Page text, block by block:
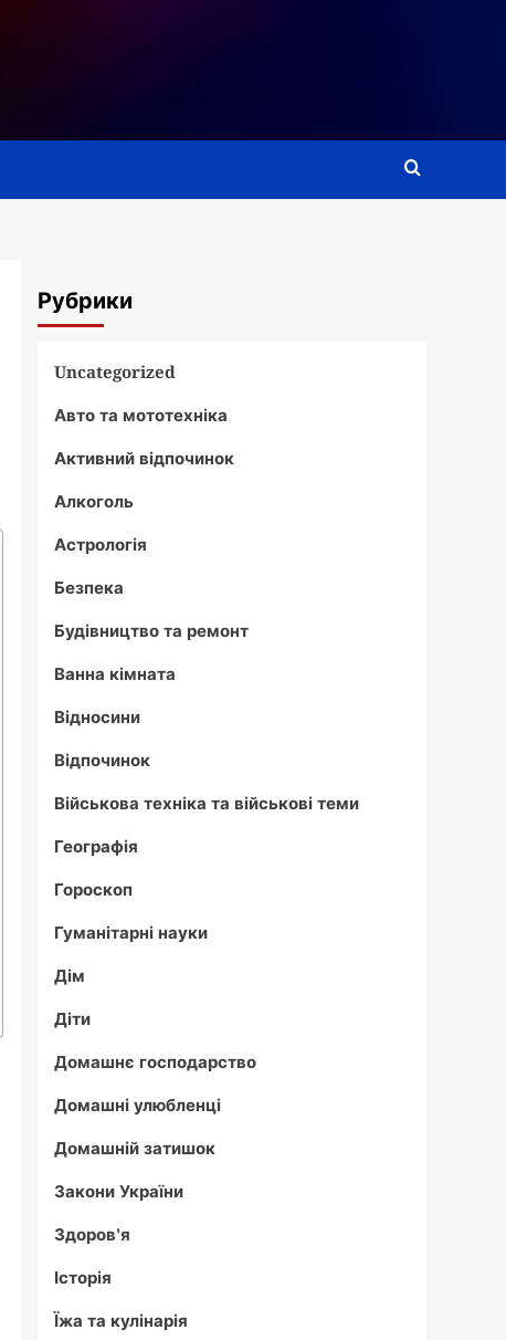
Рубрики
Uncategorized
Авто та мототехніка
Активний відпочинок
Алкоголь
Астрологія
Безпека
Будівництво та ремонт
Ванна кімната
Відносини
Відпочинок
Військова техніка та військові теми
Географія
Гороскоп
Гуманітарні науки
Дім
Діти
Домашнє господарство
Домашні улюбленці
Домашній затишок
Закони України
Здоров'я
Історія
Їжа та кулінарія